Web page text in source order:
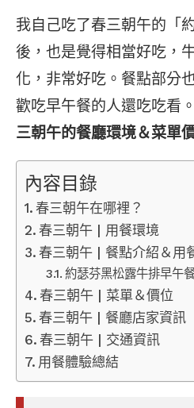
我自己吃了春三朝午的「
後，也是覺得相當好吃，
化，非常好吃。餐點部分
歡吃早午餐的人還吃吃看
三朝午的餐廳環境＆菜單
內容目錄
春三朝午在哪裡？
春三朝午 | 用餐環境
春三朝午 | 餐點介紹＆用
約瑟芬黑松露牛排早午
春三朝午 | 菜單＆價位
春三朝午 | 餐廳店家資訊
春三朝午 | 交通資訊
用餐體驗總結